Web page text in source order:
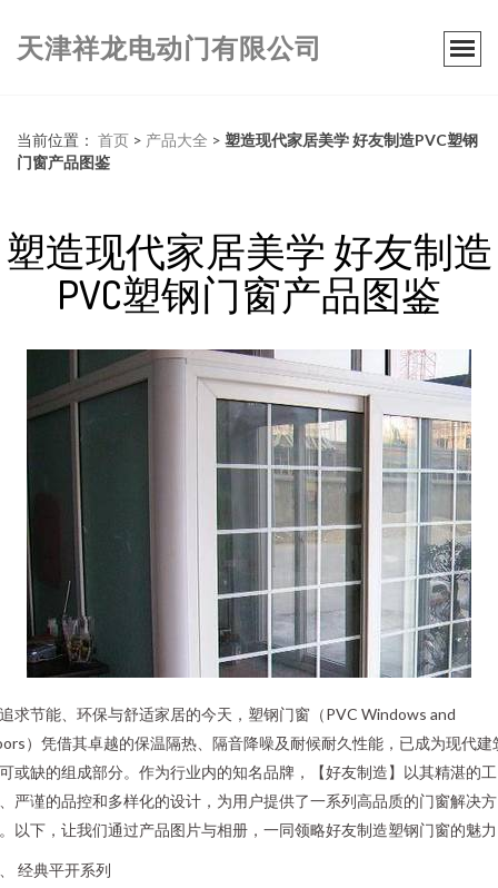
天津祥龙电动门有限公司
当前位置： 首页 > 产品大全 > 塑造现代家居美学 好友制造PVC塑钢
门窗产品图鉴
塑造现代家居美学 好友制造
PVC塑钢门窗产品图鉴
求节能、环保与舒适家居的今天，塑钢门窗（PVC Windows and
）凭借其卓越的保温隔热、隔音降噪及耐候耐久性能，已成为现代建
或缺的组成部分。作为行业内的知名品牌，【好友制造】以其精湛的工
严谨的品控和多样化的设计，为用户提供了一系列高品质的门窗解决方
以下，让我们通过产品图片与相册，一同领略好友制造塑钢门窗的魅
经典平开系列